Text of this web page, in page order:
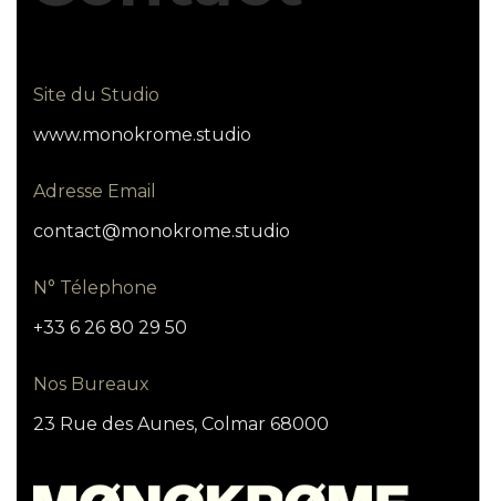
Site du Studio
www.monokrome.studio
Adresse Email
contact@monokrome.studio
N° Télephone
+33 6 26 80 29 50
Nos Bureaux
23 Rue des Aunes, Colmar 68000